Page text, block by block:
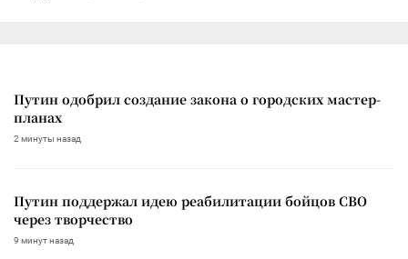
Путин одобрил создание закона о городских мастер-
планах
2 минуты назад
Путин поддержал идею реабилитации бойцов СВО
через творчество
9 минут назад